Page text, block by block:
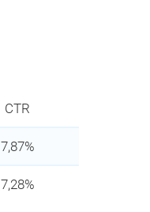
CTR
7,87%
7,28%